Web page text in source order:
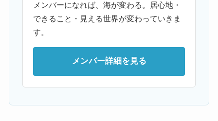
メンバーになれば、海が変わる。居心地・
できること・見える世界が変わっていきま
す。
メンバー詳細を見る